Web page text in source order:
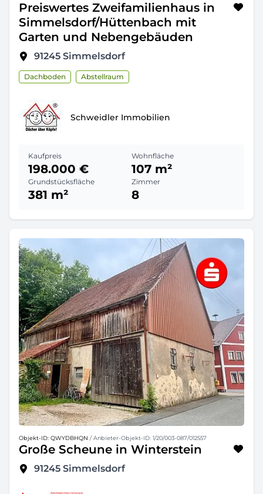
Preiswertes Zweifamilienhaus in
Simmelsdorf/Hüttenbach mit
Garten und Nebengebäuden
91245 Simmelsdorf
Dachboden Abstellraum
Schweidler Immobilien
Kaufpreis
198.000 €
Wohnfläche
107 m²
Grundstücksfläche
381 m²
Zimmer
8
Objekt-ID: QWYDBHQN / Anbieter-Objekt-ID: 1/20/003-087/012557
Große Scheune in Winterstein
91245 Simmelsdorf